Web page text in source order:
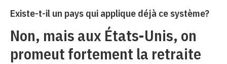
Existe-t-il un pays qui applique déjà ce système?
Non, mais aux États-Unis, on
promeut fortement la retraite